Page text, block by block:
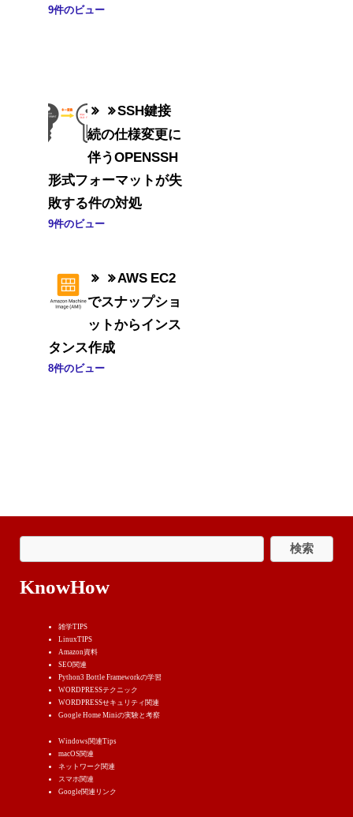
9件のビュー
SSH鍵接
続の仕様変更に
伴うOPENSSH
形式フォーマットが失
敗する件の対処
9件のビュー
AWS EC2
でスナップショ
ットからインス
タンス作成
8件のビュー
KnowHow
雑学TIPS
LinuxTIPS
Amazon資料
SEO関連
Python3 Bottle Frameworkの学習
WORDPRESSテクニック
WORDPRESSせキュリティ関連
Google Home Miniの実験と考察
Windows関連Tips
macOS関連
ネットワーク関連
スマホ関連
Google関連リンク